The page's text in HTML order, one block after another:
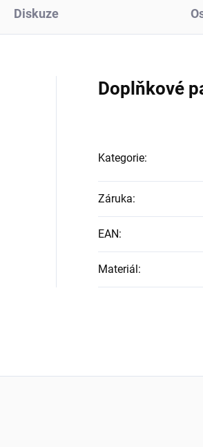
Diskuze
Doplňkové
Kategorie:
Záruka:
EAN:
Materiál: